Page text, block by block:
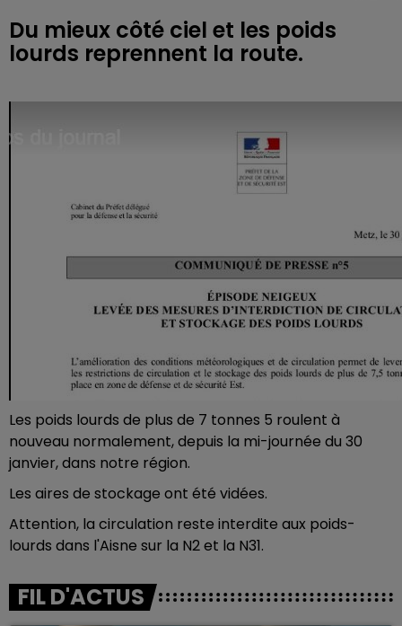
Du mieux côté ciel et les poids
lourds reprennent la route.
Les poids lourds de plus de 7 tonnes 5 roulent à
nouveau normalement, depuis la mi-journée du 30
janvier, dans notre région.
Les aires de stockage ont été vidées.
Attention, la circulation reste interdite aux poids-
lourds dans l'Aisne sur la N2 et la N31.
FIL D'ACTUS